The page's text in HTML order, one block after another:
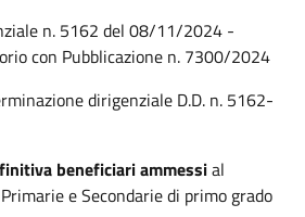
n. 5162 del 08/11/2024 -
con Pubblicazione n. 7300/2024
dirigenziale D.D. n. 5162-
beneficiari ammessial
e Secondarie di primo grado